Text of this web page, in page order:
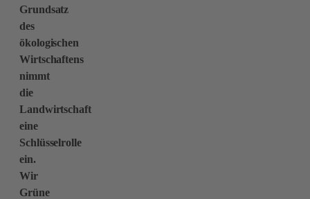
Grundsatz
des
ökologischen
Wirtschaftens
nimmt
die
Landwirtschaft
eine
Schlüsselrolle
ein.
Wir
Grüne